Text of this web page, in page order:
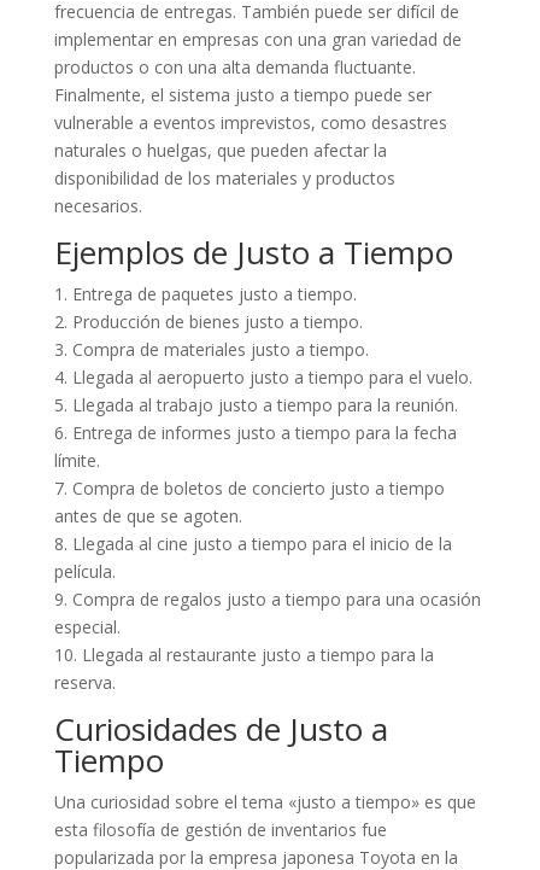
frecuencia de entregas. También puede ser difícil de
implementar en empresas con una gran variedad de
productos o con una alta demanda fluctuante.
Finalmente, el sistema justo a tiempo puede ser
vulnerable a eventos imprevistos, como desastres
naturales o huelgas, que pueden afectar la
disponibilidad de los materiales y productos
necesarios.
Ejemplos de Justo a Tiempo
1. Entrega de paquetes justo a tiempo.
2. Producción de bienes justo a tiempo.
3. Compra de materiales justo a tiempo.
4. Llegada al aeropuerto justo a tiempo para el vuelo.
5. Llegada al trabajo justo a tiempo para la reunión.
6. Entrega de informes justo a tiempo para la fecha
límite.
7. Compra de boletos de concierto justo a tiempo
antes de que se agoten.
8. Llegada al cine justo a tiempo para el inicio de la
película.
9. Compra de regalos justo a tiempo para una ocasión
especial.
10. Llegada al restaurante justo a tiempo para la
reserva.
Curiosidades de Justo a
Tiempo
Una curiosidad sobre el tema «justo a tiempo» es que
esta filosofía de gestión de inventarios fue
popularizada por la empresa japonesa Toyota en la